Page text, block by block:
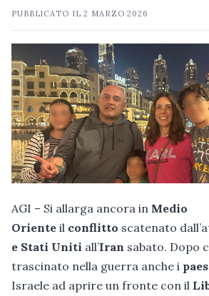
PUBBLICATO IL2 MARZO 2026
AGI – Si allarga ancora in Medio
Oriente il conflitto scatenato
e Stati Uniti all’Iran sabato. Dopo
trascinato nella guerra anche i
Israele ad aprire un fronte con il